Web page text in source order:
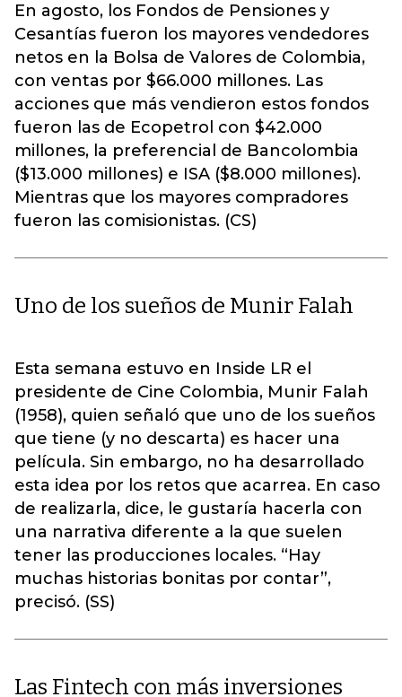
En agosto, los Fondos de Pensiones y
Cesantías fueron los mayores vendedores
netos en la Bolsa de Valores de Colombia,
con ventas por $66.000 millones. Las
acciones que más vendieron estos fondos
fueron las de Ecopetrol con $42.000
millones, la preferencial de Bancolombia
($13.000 millones) e ISA ($8.000 millones).
Mientras que los mayores compradores
fueron las comisionistas. (CS)
Uno de los sueños de Munir Falah
Esta semana estuvo en Inside LR el
presidente de Cine Colombia, Munir Falah
(1958), quien señaló que uno de los sueños
que tiene (y no descarta) es hacer una
película. Sin embargo, no ha desarrollado
esta idea por los retos que acarrea. En caso
de realizarla, dice, le gustaría hacerla con
una narrativa diferente a la que suelen
tener las producciones locales. “Hay
muchas historias bonitas por contar”,
precisó. (SS)
Las Fintech con más inversiones